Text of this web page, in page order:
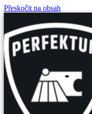
Přeskočit na obsah